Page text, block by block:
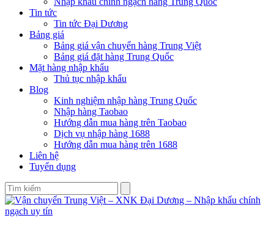
Tin tức
Tin tức Đại Dương
Bảng giá
Bảng giá vận chuyển hàng Trung Việt
Bảng giá đặt hàng Trung Quốc
Mặt hàng nhập khẩu
Thủ tục nhập khẩu
Blog
Kinh nghiệm nhập hàng Trung Quốc
Nhập hàng Taobao
Hướng dẫn mua hàng trên Taobao
Dịch vụ nhập hàng 1688
Hướng dẫn mua hàng trên 1688
Liên hệ
Tuyển dụng